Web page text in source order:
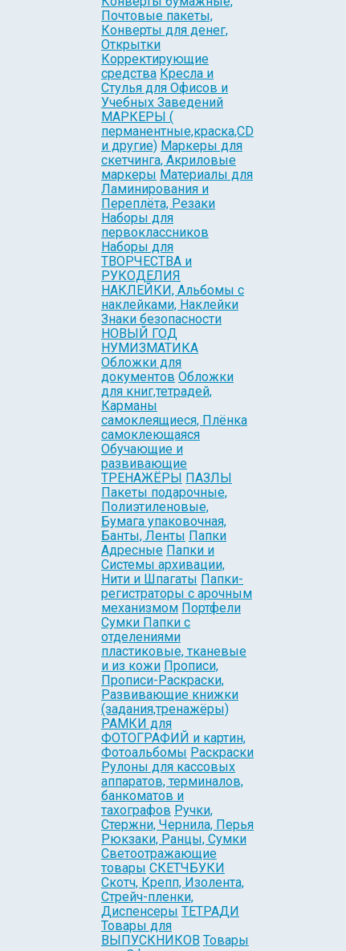
Почтовые пакеты,
Конверты для денег,
Открытки
Корректирующие
средства Кресла и
Стулья для Офисов и
Учебных Заведений
МАРКЕРЫ (
перманентные,краска,CD
и другие) Маркеры для
скетчинга, Акриловые
маркеры Материалы для
Ламинирования и
Переплёта, Резаки
Наборы для
первоклассников
Наборы для
ТВОРЧЕСТВА и
РУКОДЕЛИЯ
НАКЛЕЙКИ, Альбомы с
наклейками, Наклейки
Знаки безопасности
НОВЫЙ ГОД
НУМИЗМАТИКА
Обложки для
документов Обложки
для книг,тетрадей,
Карманы
самоклеящиеся, Плёнка
самоклеющаяся
Обучающие и
развивающие
ТРЕНАЖЁРЫ ПАЗЛЫ
Пакеты подарочные,
Полиэтиленовые,
Бумага упаковочная,
Банты, Ленты Папки
Адресные Папки и
Системы архивации,
Нити и Шпагаты Папки-
регистраторы с арочным
механизмом Портфели
Сумки Папки с
отделениями
пластиковые, тканевые
и из кожи Прописи,
Прописи-Раскраски,
Развивающие книжки
(задания,тренажёры)
РАМКИ для
ФОТОГРАФИЙ и картин,
Фотоальбомы Раскраски
Рулоны для кассовых
аппаратов, терминалов,
банкоматов и
тахографов Ручки,
Стержни, Чернила, Перья
Рюкзаки, Ранцы, Сумки
Светоотражающие
товары СКЕТЧБУКИ
Скотч, Крепп, Изолента,
Стрейч-пленки,
Диспенсеры ТЕТРАДИ
Товары для
ВЫПУСКНИКОВ Товары